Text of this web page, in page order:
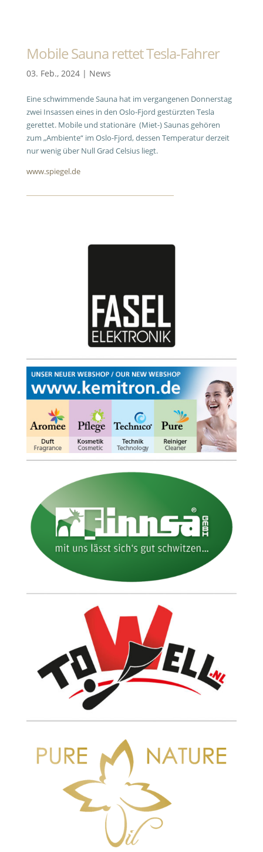
Mobile Sauna rettet Tesla-Fahrer
03. Feb., 2024| News
Eine schwimmende Sauna hat im vergangenen Donnerstag
zwei Insassen eines in den Oslo-Fjord gestürzten Tesla
gerettet. Mobile und stationäre (Miet-) Saunas gehören
zum „Ambiente“ im Oslo-Fjord, dessen Temperatur derzeit
nur wenig über Null Grad Celsius liegt.
www.spiegel.de